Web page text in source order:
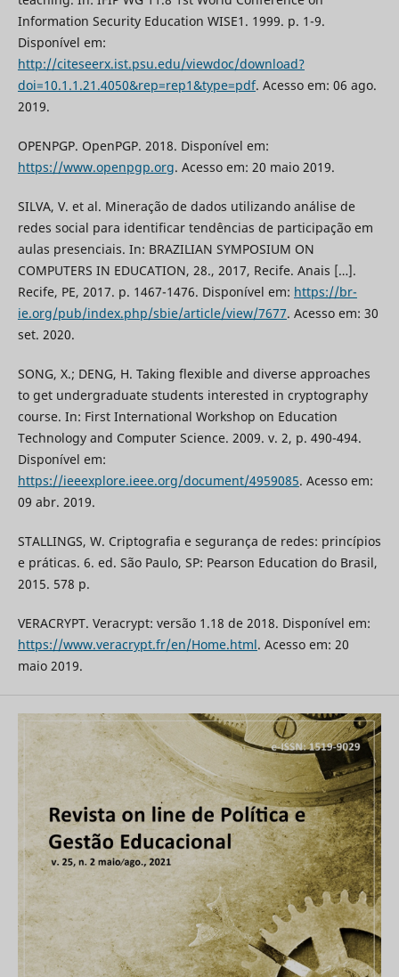
Information Security Education WISE1. 1999. p. 1-9.
Disponível em:
http://citeseerx.ist.psu.edu/viewdoc/download?
doi=10.1.1.21.4050&rep=rep1&type=pdf. Acesso em: 06 ago.
2019.
OPENPGP. OpenPGP. 2018. Disponível em:
https://www.openpgp.org. Acesso em: 20 maio 2019.
SILVA, V. et al. Mineração de dados utilizando análise de
redes social para identificar tendências de participação em
aulas presenciais. In: BRAZILIAN SYMPOSIUM ON
COMPUTERS IN EDUCATION, 28., 2017, Recife. Anais […].
Recife, PE, 2017. p. 1467-1476. Disponível em: https://br-
ie.org/pub/index.php/sbie/article/view/7677. Acesso em: 30
set. 2020.
SONG, X.; DENG, H. Taking flexible and diverse approaches
to get undergraduate students interested in cryptography
course. In: First International Workshop on Education
Technology and Computer Science. 2009. v. 2, p. 490-494.
Disponível em:
https://ieeexplore.ieee.org/document/4959085. Acesso em:
09 abr. 2019.
STALLINGS, W. Criptografia e segurança de redes: princípios
e práticas. 6. ed. São Paulo, SP: Pearson Education do Brasil,
2015. 578 p.
VERACRYPT. Veracrypt: versão 1.18 de 2018. Disponível em:
https://www.veracrypt.fr/en/Home.html. Acesso em: 20
maio 2019.